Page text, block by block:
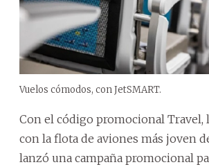
Vuelos cómodos, con JetSMART.
Con el código promocional Travel,
con la flota de aviones más joven
lanzó una campaña promocional